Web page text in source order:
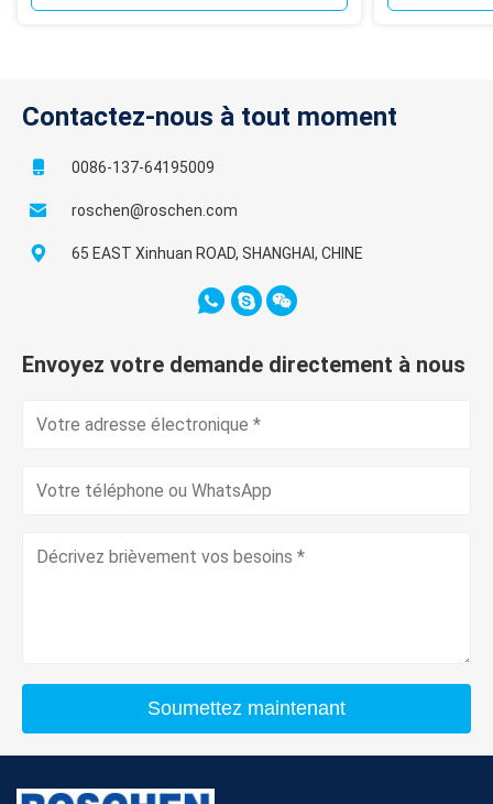
Contactez-nous à tout moment
0086-137-64195009
roschen@roschen.com
65 EAST Xinhuan ROAD, SHANGHAI, CHINE
Envoyez votre demande directement à nous
Soumettez maintenant